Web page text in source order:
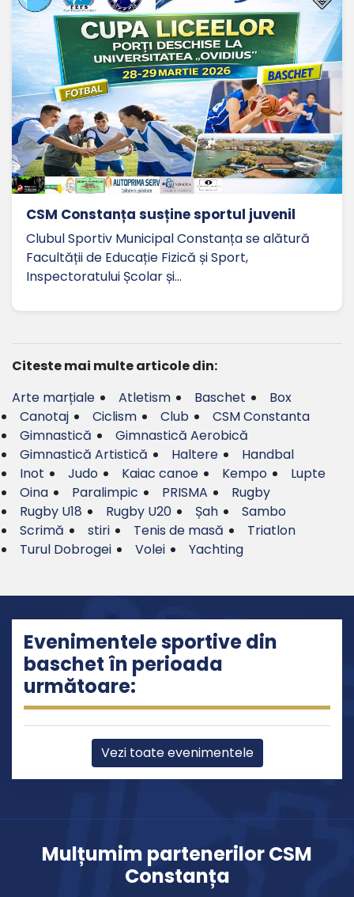
CSM Constanța susține sportul juvenil
Clubul Sportiv Municipal Constanța se alătură
Facultății de Educație Fizică și Sport,
Inspectoratului Școlar și…
Citeste mai multe articole din:
Arte marțiale
Atletism Baschet
Box
Canotaj
Ciclism Club
CSM Constanta
Gimnastică
Gimnastică Aerobică
Gimnastică Artistică
Haltere
Handbal
Inot
Judo Kaiac canoe Kempo
Lupte
Oina
Paralimpic PRISMA
Rugby
Rugby U18
Rugby U20 Șah
Sambo
Scrimă
stiri Tenis de masă
Triatlon
Turul Dobrogei
Volei Yachting
Evenimentele sportive din
baschet în perioada
următoare:
Vezi toate evenimentele
Mulțumim partenerilor CSM
Constanța